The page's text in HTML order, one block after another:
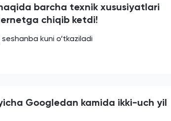
barcha texnik xususiyatlari
chiqib ketdi!
kuni o‘tkaziladi
Googledan kamida ikki-uch yil